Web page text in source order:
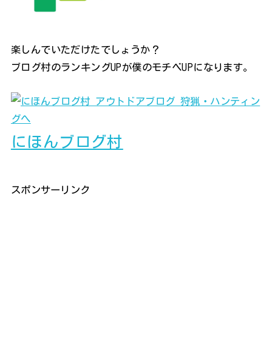
楽しんでいただけたでしょうか？
ブログ村のランキングUPが僕のモチベUPになります。
にほんブログ村
スポンサーリンク